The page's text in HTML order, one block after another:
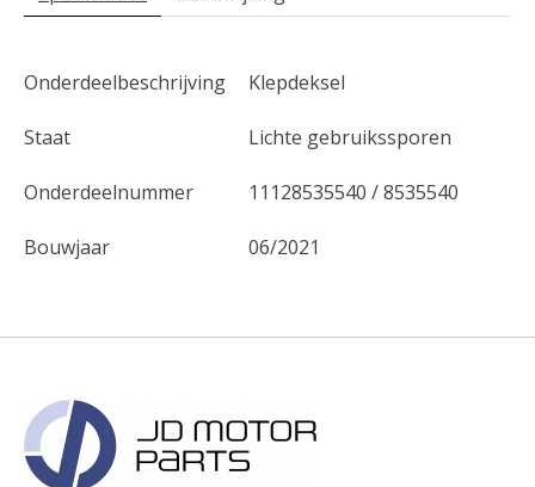
Onderdeelbeschrijving Klepdeksel
Staat Lichte gebruikssporen
Onderdeelnummer 11128535540 / 8535540
Bouwjaar 06/2021